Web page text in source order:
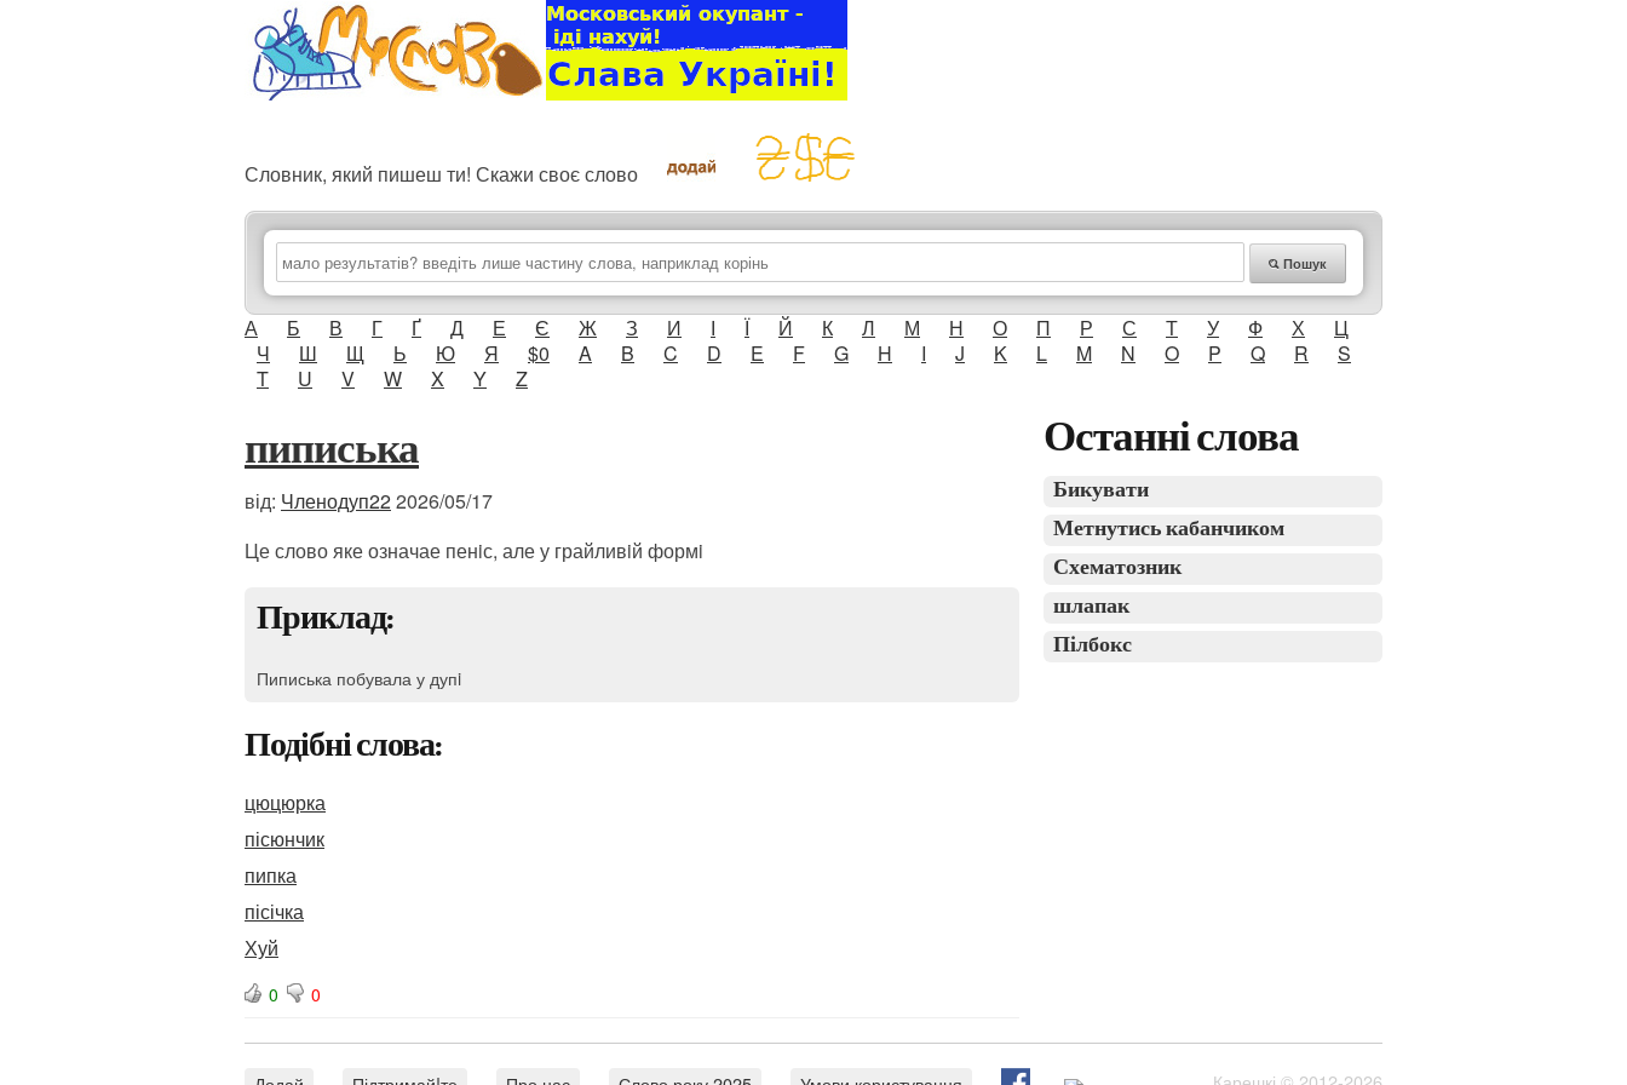
Словник, який пишеш ти! Скажи своє слово
Пошук
А Б В Г Ґ Д Е Є Ж З И І Ї Й К Л М Н О П Р С Т У Ф Х
Ц
Ч
Ш Щ Ь Ю Я $0 A B C D E F G H I J K L M N O P Q R
S
T
U V W X Y Z
пиписька
від: Членодуп222026/05/17
Це слово яке означае пенiс, але у грайливiй формi
Приклад:
Пиписька побувала у дупi
Подібні слова:
цюцюрка
пісюнчик
пипка
пісічка
Хуй
0 0
Останні слова
Бикувати
Метнутись кабанчиком
Схематозник
шлапак
Пілбокс